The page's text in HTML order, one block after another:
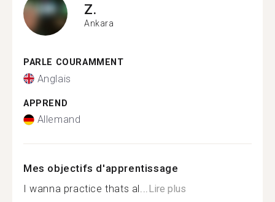
Z.
Ankara
PARLE COURAMMENT
Anglais
APPREND
Allemand
Mes objectifs d'apprentissage
I wanna practice thats al...Lire plus